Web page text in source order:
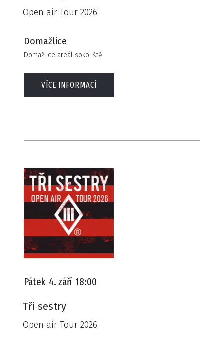
Open air Tour 2026
Domažlice
Domažlice areál sokoliště
VÍCE INFORMACÍ
Pátek 4. září 18:00
Tři sestry
Open air Tour 2026